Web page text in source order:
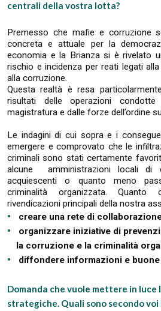
centrali della vostra lotta?
Premesso che mafie e corruzione
concreta e attuale per la
economia e la Brianza si è rivelato
rischio e incidenza per reati legati
alla corruzione.
Questa realtà è resa
risultati delle operazioni
magistratura e dalle forze dell’ordine
Le indagini di cui sopra e i
emergere e comprovato che le
criminali sono stati certamente
alcune amministrazioni locali di
acquiescenti o quanto meno
criminalità organizzata.
rivendicazioni principali della nostra
creare una rete di
organizzare iniziative di
la corruzione e la criminalità
diffondere informazioni e
Domanda che vuole mettere in
strategiche. Quali sono secondo